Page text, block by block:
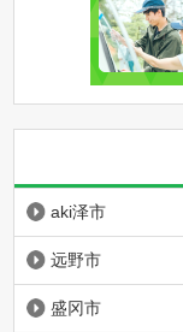
aki泽市
远野市
盛冈市